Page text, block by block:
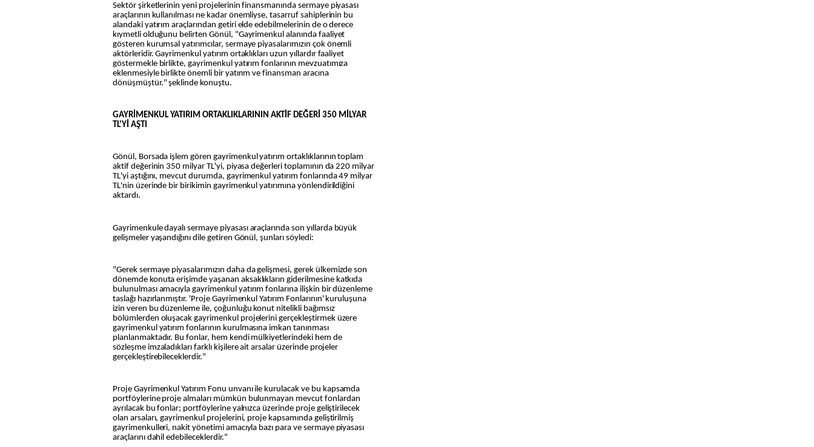
Sektör şirketlerinin yeni projelerinin finansmanında sermaye piyasası
araçlarının kullanılması ne kadar önemliyse, tasarruf sahiplerinin bu
alandaki yatırım araçlarından getiri elde edebilmelerinin de o derece
kıymetli olduğunu belirten Gönül, "Gayrimenkul alanında faaliyet
gösteren kurumsal yatırımcılar, sermaye piyasalarımızın çok önemli
aktörleridir. Gayrimenkul yatırım ortaklıkları uzun yıllardır faaliyet
göstermekle birlikte, gayrimenkul yatırım fonlarının mevzuatımıza
eklenmesiyle birlikte önemli bir yatırım ve finansman aracına
dönüşmüştür." şeklinde konuştu.
GAYRİMENKUL YATIRIM ORTAKLIKLARININ AKTİF DEĞERİ 350 MİLYAR
TL'Yİ AŞTI
Gönül, Borsada işlem gören gayrimenkul yatırım ortaklıklarının toplam
aktif değerinin 350 milyar TL'yi, piyasa değerleri toplamının da 220 milyar
TL'yi aştığını, mevcut durumda, gayrimenkul yatırım fonlarında 49 milyar
TL'nin üzerinde bir birikimin gayrimenkul yatırımına yönlendirildiğini
aktardı.
Gayrimenkule dayalı sermaye piyasası araçlarında son yıllarda büyük
gelişmeler yaşandığını dile getiren Gönül, şunları söyledi:
"Gerek sermaye piyasalarımızın daha da gelişmesi, gerek ülkemizde son
dönemde konuta erişimde yaşanan aksaklıkların giderilmesine katkıda
bulunulması amacıyla gayrimenkul yatırım fonlarına ilişkin bir düzenleme
taslağı hazırlanmıştır. 'Proje Gayrimenkul Yatırım Fonlarının' kuruluşuna
izin veren bu düzenleme ile, çoğunluğu konut nitelikli bağımsız
bölümlerden oluşacak gayrimenkul projelerini gerçekleştirmek üzere
gayrimenkul yatırım fonlarının kurulmasına imkan tanınması
planlanmaktadır. Bu fonlar, hem kendi mülkiyetlerindeki hem de
sözleşme imzaladıkları farklı kişilere ait arsalar üzerinde projeler
gerçekleştirebileceklerdir."
Proje Gayrimenkul Yatırım Fonu unvanı ile kurulacak ve bu kapsamda
portföylerine proje almaları mümkün bulunmayan mevcut fonlardan
ayrılacak bu fonlar; portföylerine yalnızca üzerinde proje geliştirilecek
olan arsaları, gayrimenkul projelerini, proje kapsamında geliştirilmiş
gayrimenkulleri, nakit yönetimi amacıyla bazı para ve sermaye piyasası
araçlarını dahil edebileceklerdir."